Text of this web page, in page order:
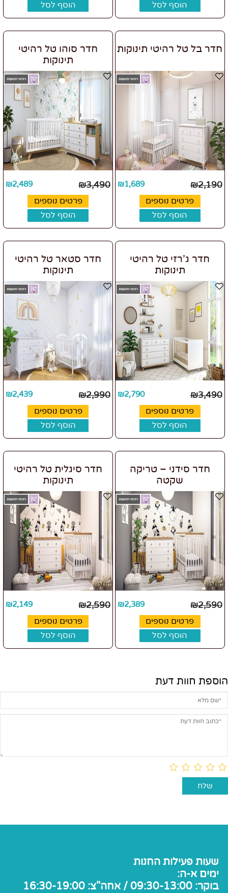
הוסף לסל הוסף לסל
חדר בל טל רהיטי תינוקות
₪2,190
₪1,689
פרטים נוספים
הוסף לסל
חדר סוהו טל רהיטי
תינוקות
₪3,490
₪2,489
פרטים נוספים
הוסף לסל
חדר ג'רזי טל רהיטי
תינוקות
₪3,490
₪2,790
פרטים נוספים
הוסף לסל
חדר סטאר טל רהיטי
תינוקות
₪2,990
₪2,439
פרטים נוספים
הוסף לסל
חדר סידני – טריקה
שקטה
₪2,590
₪2,389
פרטים נוספים
הוסף לסל
חדר סיגלית טל רהיטי
תינוקות
₪2,590
₪2,149
פרטים נוספים
הוסף לסל
הוספת חוות דעת
שעות פעילות החנות
ימים א-ה:
בוקר: 09:30-13:00 / אחה"צ: 16:30-19:00